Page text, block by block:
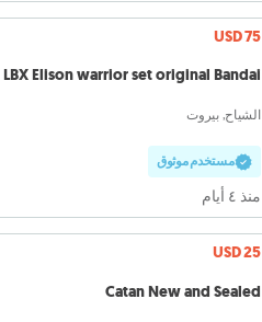
USD 75
LBX Elison warrior set original Bandai
الشياح, بيروت
مستخدم موثوق
منذ ٤ أيام
USD 25
Catan New and Sealed